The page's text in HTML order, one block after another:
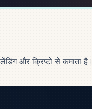
और क्रिप्टो से कमाता है।